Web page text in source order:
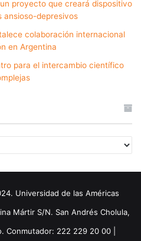
proyecto que creará dispositivo
ansioso-depresivos
colaboración internacional
en Argentina
para el intercambio científico
Universidad de las Américas
Mártir S/N. San Andrés Cholula,
Conmutador: 222 229 20 00 |